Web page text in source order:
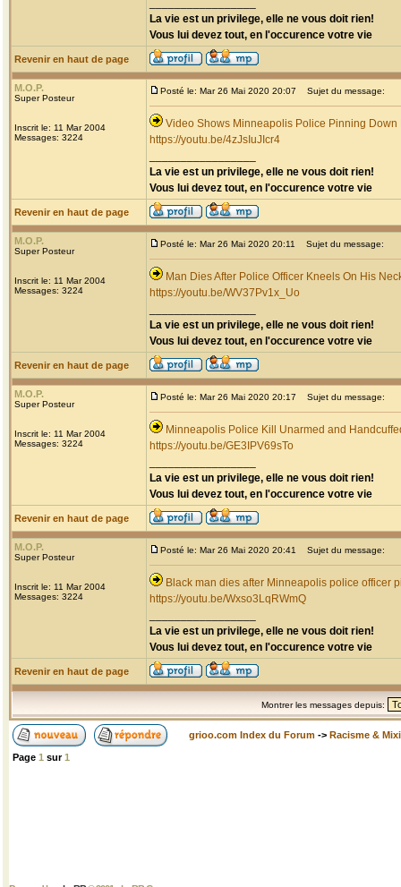
La vie est un privilege, elle ne vous doit rien!
Vous lui devez tout, en l'occurence votre vie
Revenir en haut de page
M.O.P.
Super Posteur
Inscrit le: 11 Mar 2004
Messages: 3224
Posté le: Mar 26 Mai 2020 20:07 Sujet du message:
Video Shows Minneapolis Police Pinning
https://youtu.be/4zJsIuJIcr4
La vie est un privilege, elle ne vous doit rien!
Vous lui devez tout, en l'occurence votre vie
Revenir en haut de page
M.O.P.
Super Posteur
Inscrit le: 11 Mar 2004
Messages: 3224
Posté le: Mar 26 Mai 2020 20:11 Sujet du message:
Man Dies After Police Officer Kneels On His
https://youtu.be/WV37Pv1x_Uo
La vie est un privilege, elle ne vous doit rien!
Vous lui devez tout, en l'occurence votre vie
Revenir en haut de page
M.O.P.
Super Posteur
Inscrit le: 11 Mar 2004
Messages: 3224
Posté le: Mar 26 Mai 2020 20:17 Sujet du message:
Minneapolis Police Kill Unarmed and
https://youtu.be/GE3IPV69sTo
La vie est un privilege, elle ne vous doit rien!
Vous lui devez tout, en l'occurence votre vie
Revenir en haut de page
M.O.P.
Super Posteur
Inscrit le: 11 Mar 2004
Messages: 3224
Posté le: Mar 26 Mai 2020 20:41 Sujet du message:
Black man dies after Minneapolis police officer
https://youtu.be/Wxso3LqRWmQ
La vie est un privilege, elle ne vous doit rien!
Vous lui devez tout, en l'occurence votre vie
Revenir en haut de page
Montrer les messages depuis:
grioo.com Index du Forum -> Racisme &
Page 1 sur1